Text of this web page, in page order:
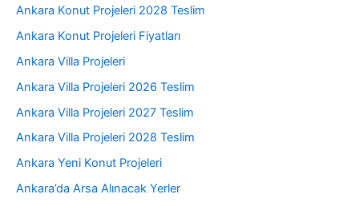
Ankara Konut Projeleri 2028 Teslim
Ankara Konut Projeleri Fiyatları
Ankara Villa Projeleri
Ankara Villa Projeleri 2026 Teslim
Ankara Villa Projeleri 2027 Teslim
Ankara Villa Projeleri 2028 Teslim
Ankara Yeni Konut Projeleri
Ankara’da Arsa Alınacak Yerler